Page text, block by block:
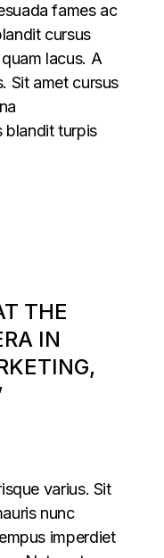
fames ac
cursus
lacus. A
Sit amet cursus
blandit turpis
THE
IN
varius. Sit
nunc
imperdiet